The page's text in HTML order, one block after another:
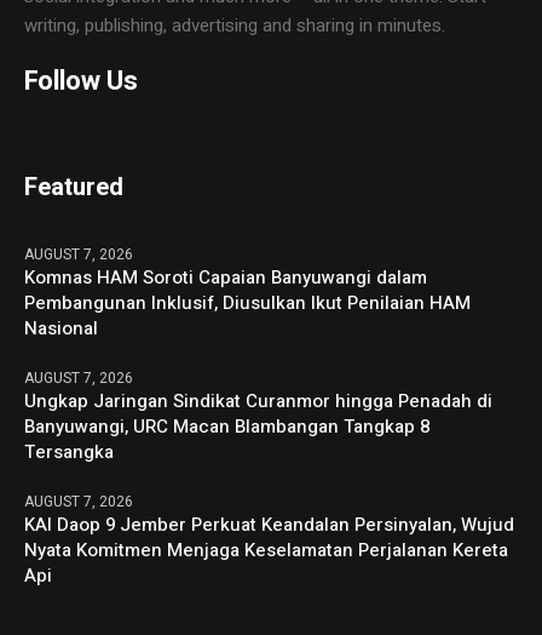
writing, publishing, advertising and sharing in minutes.
Follow Us
Featured
AUGUST 7, 2026
Komnas HAM Soroti Capaian Banyuwangi dalam
Pembangunan Inklusif, Diusulkan Ikut Penilaian HAM
Nasional
AUGUST 7, 2026
Ungkap Jaringan Sindikat Curanmor hingga Penadah di
Banyuwangi, URC Macan Blambangan Tangkap 8
Tersangka
AUGUST 7, 2026
KAI Daop 9 Jember Perkuat Keandalan Persinyalan, Wujud
Nyata Komitmen Menjaga Keselamatan Perjalanan Kereta
Api